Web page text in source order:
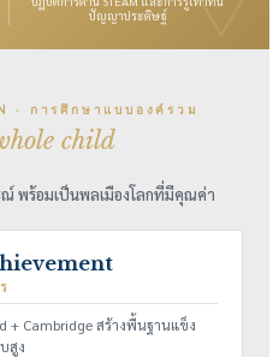
ปัญญาประดิษฐ์
· การศึกษาแบบองค์รวม
child
พร้อมเป็นพลเมืองโลกที่มีคุณค่า
+ Cambridge สร้างพื้นฐานแข็ง
สูง